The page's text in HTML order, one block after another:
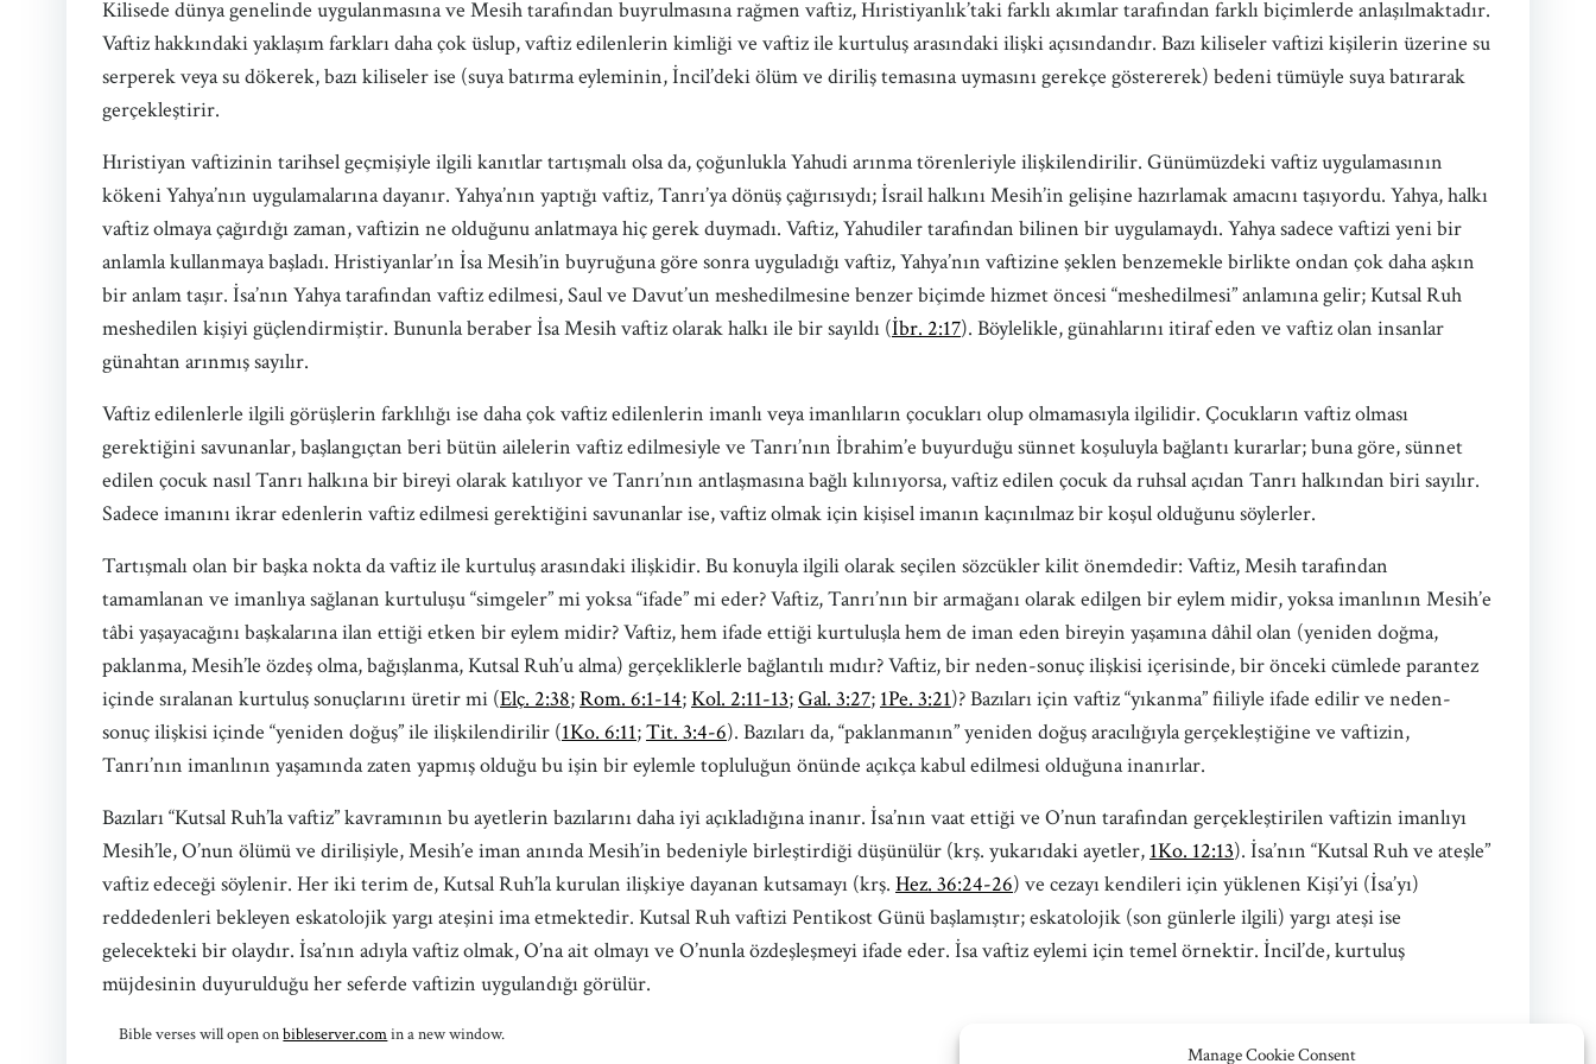
Manage Cookie Consent
Kilisede dünya genelinde uygulanmasına ve Mesih tarafından buyrulmasına rağmen vaftiz, Hıristiyanlık’taki farklı akımlar tarafından farklı biçimlerde anlaşılmaktadır.
Vaftiz hakkındaki yaklaşım farkları daha çok üslup, vaftiz edilenlerin kimliği ve vaftiz ile kurtuluş arasındaki ilişki açısındandır. Bazı kiliseler vaftizi kişilerin üzerine su
serperek veya su dökerek, bazı kiliseler ise (suya batırma eyleminin, İncil’deki ölüm ve diriliş temasına uymasını gerekçe göstererek) bedeni tümüyle suya batırarak
gerçekleştirir.
Hıristiyan vaftizinin tarihsel geçmişiyle ilgili kanıtlar tartışmalı olsa da, çoğunlukla Yahudi arınma törenleriyle ilişkilendirilir. Günümüzdeki vaftiz uygulamasının
kökeni Yahya’nın uygulamalarına dayanır. Yahya’nın yaptığı vaftiz, Tanrı’ya dönüş çağırısıydı; İsrail halkını Mesih’in gelişine hazırlamak amacını taşıyordu. Yahya, halkı
vaftiz olmaya çağırdığı zaman, vaftizin ne olduğunu anlatmaya hiç gerek duymadı. Vaftiz, Yahudiler tarafından bilinen bir uygulamaydı. Yahya sadece vaftizi yeni bir
anlamla kullanmaya başladı. Hristiyanlar’ın İsa Mesih’in buyruğuna göre sonra uyguladığı vaftiz, Yahya’nın vaftizine şeklen benzemekle birlikte ondan çok daha aşkın
bir anlam taşır. İsa’nın Yahya tarafından vaftiz edilmesi, Saul ve Davut’un meshedilmesine benzer biçimde hizmet öncesi “meshedilmesi” anlamına gelir; Kutsal Ruh
meshedilen kişiyi güçlendirmiştir. Bununla beraber İsa Mesih vaftiz olarak halkı ile bir sayıldı (İbr. 2:17). Böylelikle, günahlarını itiraf eden ve vaftiz olan insanlar
günahtan arınmış sayılır.
Vaftiz edilenlerle ilgili görüşlerin farklılığı ise daha çok vaftiz edilenlerin imanlı veya imanlıların çocukları olup olmamasıyla ilgilidir. Çocukların vaftiz olması
gerektiğini savunanlar, başlangıçtan beri bütün ailelerin vaftiz edilmesiyle ve Tanrı’nın İbrahim’e buyurduğu sünnet koşuluyla bağlantı kurarlar; buna göre, sünnet
edilen çocuk nasıl Tanrı halkına bir bireyi olarak katılıyor ve Tanrı’nın antlaşmasına bağlı kılınıyorsa, vaftiz edilen çocuk da ruhsal açıdan Tanrı halkından biri sayılır.
Sadece imanını ikrar edenlerin vaftiz edilmesi gerektiğini savunanlar ise, vaftiz olmak için kişisel imanın kaçınılmaz bir koşul olduğunu söylerler.
Tartışmalı olan bir başka nokta da vaftiz ile kurtuluş arasındaki ilişkidir. Bu konuyla ilgili olarak seçilen sözcükler kilit önemdedir: Vaftiz, Mesih tarafından
tamamlanan ve imanlıya sağlanan kurtuluşu “simgeler” mi yoksa “ifade” mi eder? Vaftiz, Tanrı’nın bir armağanı olarak edilgen bir eylem midir, yoksa imanlının Mesih’e
tâbi yaşayacağını başkalarına ilan ettiği etken bir eylem midir? Vaftiz, hem ifade ettiği kurtuluşla hem de iman eden bireyin yaşamına dâhil olan (yeniden doğma,
paklanma, Mesih’le özdeş olma, bağışlanma, Kutsal Ruh’u alma) gerçekliklerle bağlantılı mıdır? Vaftiz, bir neden-sonuç ilişkisi içerisinde, bir önceki cümlede parantez
içinde sıralanan kurtuluş sonuçlarını üretir mi (Elç. 2:38;Rom. 6:1-14;Kol. 2:11-13;Gal. 3:27; 1Pe. 3:21)? Bazıları için vaftiz “yıkanma” fiiliyle ifade edilir ve neden-
sonuç ilişkisi içinde “yeniden doğuş” ile ilişkilendirilir (1Ko. 6:11;Tit. 3:4-6). Bazıları da, “paklanmanın” yeniden doğuş aracılığıyla gerçekleştiğine ve vaftizin,
Tanrı’nın imanlının yaşamında zaten yapmış olduğu bu işin bir eylemle topluluğun önünde açıkça kabul edilmesi olduğuna inanırlar.
Bazıları “Kutsal Ruh’la vaftiz” kavramının bu ayetlerin bazılarını daha iyi açıkladığına inanır. İsa’nın vaat ettiği ve O’nun tarafından gerçekleştirilen vaftizin imanlıyı
Mesih’le, O’nun ölümü ve dirilişiyle, Mesih’e iman anında Mesih’in bedeniyle birleştirdiği düşünülür (krş. yukarıdaki ayetler, 1Ko. 12:13). İsa’nın “Kutsal Ruh ve ateşle”
vaftiz edeceği söylenir. Her iki terim de, Kutsal Ruh’la kurulan ilişkiye dayanan kutsamayı (krş. Hez. 36:24-26) ve cezayı kendileri için yüklenen Kişi’yi (İsa’yı)
reddedenleri bekleyen eskatolojik yargı ateşini ima etmektedir. Kutsal Ruh vaftizi Pentikost Günü başlamıştır; eskatolojik (son günlerle ilgili) yargı ateşi ise
gelecekteki bir olaydır. İsa’nın adıyla vaftiz olmak, O’na ait olmayı ve O’nunla özdeşleşmeyi ifade eder. İsa vaftiz eylemi için temel örnektir. İncil’de, kurtuluş
müjdesinin duyurulduğu her seferde vaftizin uygulandığı görülür.
Bible verses will open onbibleserver.comin a new window.